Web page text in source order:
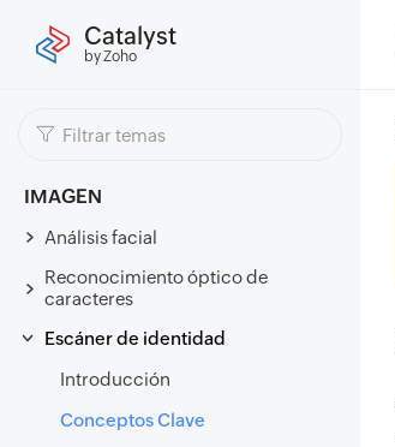
Catalyst
by Zoho
IMAGEN
Análisis facial
Reconocimiento óptico de
caracteres
Escáner de identidad
Introducción
Conceptos Clave